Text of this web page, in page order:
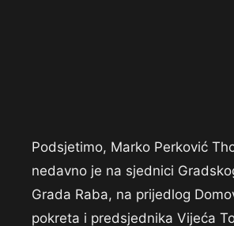
Podsjetimo, Marko Perković
nedavno je na sjednici
Grada Raba, na prijedlog
pokreta i predsjednika Vijeća